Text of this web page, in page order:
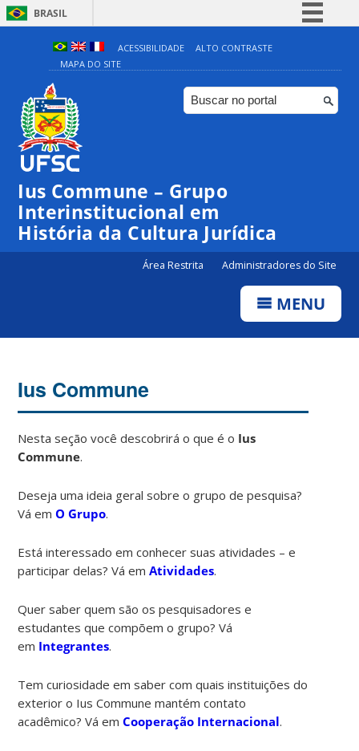
BRASIL
Simplifique!
Comunica BR
Participe
ACESSIBILIDADE
ALTO CONTRASTE
MAPA DO SITE
Ius Commune – Grupo
Interinstitucional em
História da Cultura Jurídica
Área Restrita Administradores do Site
MENU
Ius Commune
Nesta seção você descobrirá o que é o Ius
Commune.
Deseja uma ideia geral sobre o grupo de pesquisa?
Vá emO Grupo.
Está interessado em conhecer suas atividades – e
participar delas? Vá emAtividades.
Quer saber quem são os pesquisadores e
estudantes que compõem o grupo? Vá
em Integrantes.
Tem curiosidade em saber com quais instituições do
exterior o Ius Commune mantém contato
acadêmico? Vá emCooperação Internacional.